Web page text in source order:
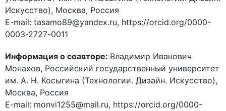
Искусство), Москва, Россия
E-mail: tasamo89@yandex.ru, https://orcid.org/0000-
0003-2727-0011
Информация о соавторе: Владимир Иванович
Монахов, Российский государственный университет
им. А. Н. Косыгина (Технологии. Дизайн. Искусство),
Москва, Россия
E-mail: monvi1255@mail.ru, https://orcid.org/0000-